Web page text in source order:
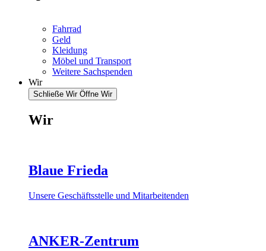
Fahrrad
Geld
Kleidung
Möbel und Transport
Weitere Sachspenden
Wir
Schließe Wir Öffne Wir
Wir
Blaue Frieda
Unsere Geschäftsstelle und Mitarbeitenden
ANKER-Zentrum